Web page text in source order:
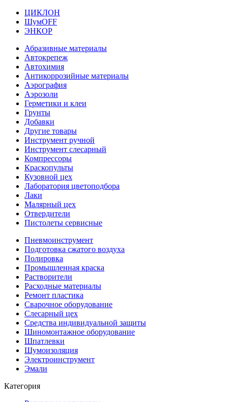
ЦИКЛОН
ШумOFF
ЭНКОР
Абразивные материалы
Автокрепеж
Автохимия
Антикоррозийные материалы
Аэрография
Аэрозоли
Герметики и клеи
Грунты
Добавки
Другие товары
Инструмент ручной
Инструмент слесарный
Компрессоры
Краскопульты
Кузовной цех
Лаборатория цветоподбора
Лаки
Малярный цех
Отвердители
Пистолеты сервисные
Пневмоинструмент
Подготовка сжатого воздуха
Полировка
Промышленная краска
Растворители
Расходные материалы
Ремонт пластика
Сварочное оборудование
Слесарный цех
Средства индивидуальной защиты
Шиномонтажное оборудование
Шпатлевки
Шумоизоляция
Электроинструмент
Эмали
Категория